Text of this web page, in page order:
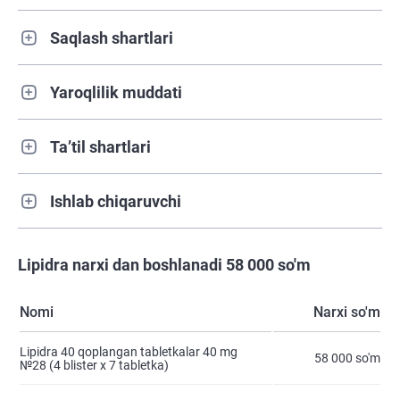
Saqlash shartlari
Yaroqlilik muddati
Ta’til shartlari
Ishlab chiqaruvchi
Lipidra narxi dan boshlanadi 58 000 so'm
Nomi Narxi so'm
Lipidra 40 qoplangan tabletkalar 40 mg
№28 (4 blister х 7 tabletka)
58 000 so'm